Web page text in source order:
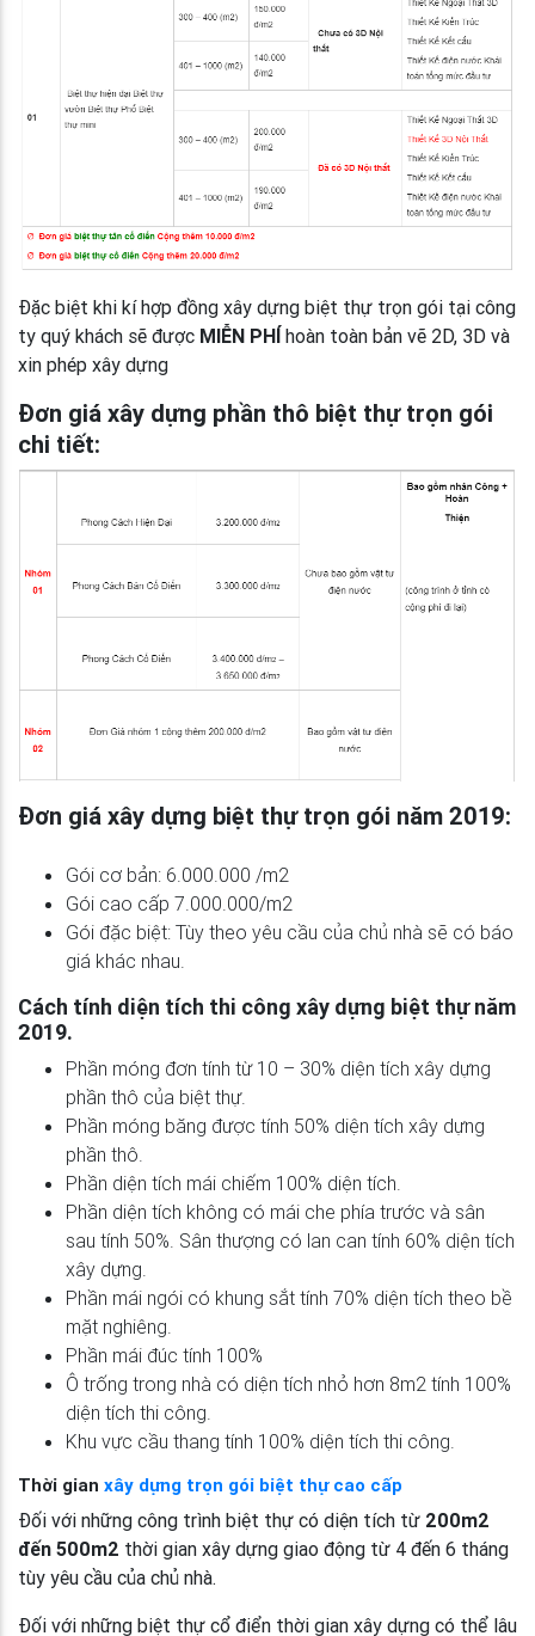
Đặc biệt khi kí hợp đồng xây dựng biệt thự trọn gói tại công
ty quý khách sẽ được MIỄN PHÍ hoàn toàn bản vẽ 2D, 3D và
xin phép xây dựng
Đơn giá xây dựng phần thô biệt thự trọn gói
chi tiết:
Đơn giá xây dựng biệt thự trọn gói năm 2019:
Gói cơ bản: 6.000.000 /m2
Gói cao cấp 7.000.000/m2
Gói đặc biệt: Tùy theo yêu cầu của chủ nhà sẽ có báo
giá khác nhau.
Cách tính diện tích thi công xây dựng biệt thự năm
2019.
Phần móng đơn tính từ 10 – 30% diện tích xây dựng
phần thô của biệt thự.
Phần móng băng được tính 50% diện tích xây dựng
phần thô.
Phần diện tích mái chiếm 100% diện tích.
Phần diện tích không có mái che phía trước và sân
sau tính 50%. Sân thượng có lan can tính 60% diện tích
xây dựng.
Phần mái ngói có khung sắt tính 70% diện tích theo bề
mặt nghiêng.
Phần mái đúc tính 100%
Ô trống trong nhà có diện tích nhỏ hơn 8m2 tính 100%
diện tích thi công.
Khu vực cầu thang tính 100% diện tích thi công.
Thời gian xây dựng trọn gói biệt thự cao cấp
Đối với những công trình biệt thự có diện tích từ 200m2
đến 500m2 thời gian xây dựng giao động từ 4 đến 6 tháng
tùy yêu cầu của chủ nhà.
Đối với những biệt thự cổ điển thời gian xây dựng có thể lâu